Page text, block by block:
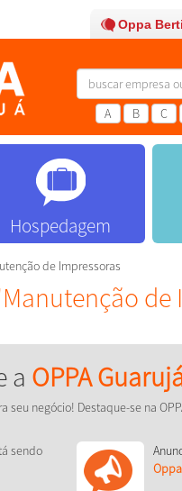
Oppa
A B C
Hospedagem
de Impressoras
de
a OPPA
negócio! Destaque-se na
sendo